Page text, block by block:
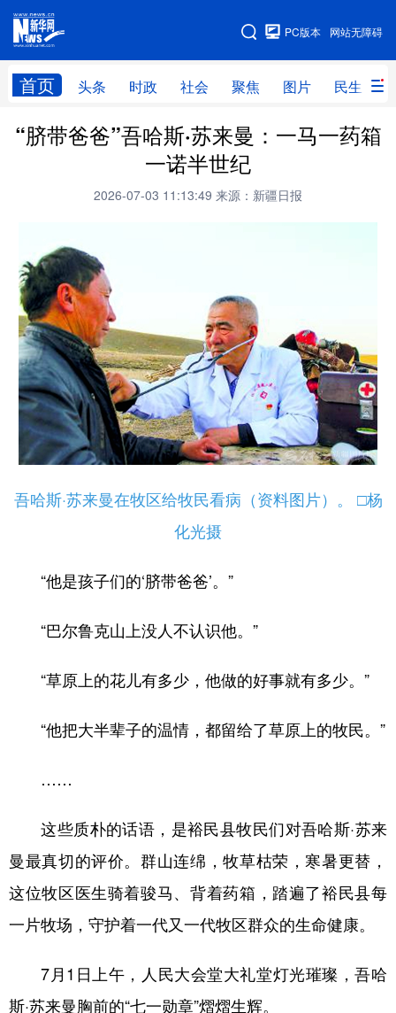
网站无障碍
PC版本
首页 头条 时政 社会 聚焦 图片 民生
网站地图
头条 时政 社会 聚焦
民生 访谈
服务
云游新疆
人事频道
地方频道
北京 天津 河北 山西
辽宁 吉林 上海 江苏
浙江 安徽 福建 江西
山东 河南 湖北 湖南
四川 贵州 云南
多语种频道
Deutsch Português
“脐带爸爸”吾哈斯·苏来曼：一马一药箱
一诺半世纪
2026-07-03 11:13:49 来源：新疆日报
吾哈斯·苏来曼在牧区给牧民看病（资料图片）。 □杨
化光摄
“他是孩子们的‘脐带爸爸’。”
“巴尔鲁克山上没人不认识他。”
“草原上的花儿有多少，他做的好事就有多少。”
“他把大半辈子的温情，都留给了草原上的牧民。”
……
这些质朴的话语，是裕民县牧民们对吾哈斯·苏来
曼最真切的评价。群山连绵，牧草枯荣，寒暑更替，
这位牧区医生骑着骏马、背着药箱，踏遍了裕民县每
一片牧场，守护着一代又一代牧区群众的生命健康。
7月1日上午，人民大会堂大礼堂灯光璀璨，吾哈
斯·苏来曼胸前的“七一勋章”熠熠生辉。